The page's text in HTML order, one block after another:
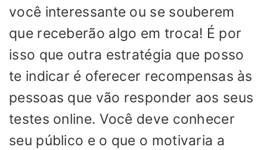
você interessante ou se souberem
que receberão algo em troca! É por
isso que outra estratégia que posso
te indicar é oferecer recompensas às
pessoas que vão responder aos seus
testes online. Você deve conhecer
seu público e o que o motivaria a